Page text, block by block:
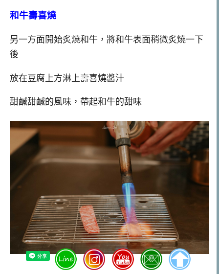
和牛壽喜燒
另一方面開始炙燒和牛，將和牛表面稍微炙燒一下
後
放在豆腐上方淋上壽喜燒醬汁
甜鹹甜鹹的風味，帶起和牛的甜味